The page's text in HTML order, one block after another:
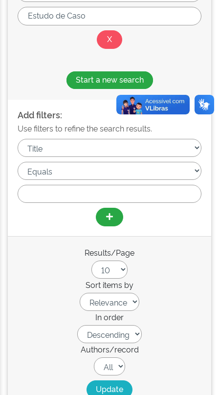
Start a new search
Add filters:
Use filters to refine the search results.
Results/Page
Sort items by
In order
Authors/record